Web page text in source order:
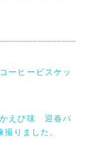
ーヒービスケッ
えび味 迎春パ
りました。